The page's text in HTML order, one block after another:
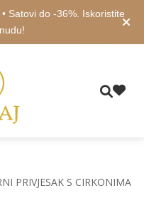
Satovi do -36%. Iskoristite
PRIVJESAK S CIRKONIMA